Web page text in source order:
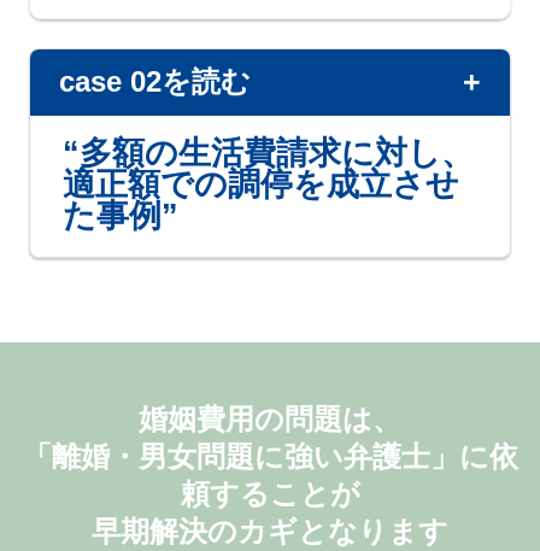
Aさんのご意向を丁寧にお聞きしたうえで、ま
ずは生活費の確保を最優先と判断。速やかに
婚姻費用分担調停と離婚調停を同時に申し立
の売却を持ち出すなど、さまざまな対応をと
た結果、慰謝料を含む解決金の支払い・年金
分割を実現し、離婚が成立しました。
別居後に生活費を支払ってもらえないケース
は少なくありません。そのような場合、速や
かに婚姻費用分担調停を申し立てることが、
case 02を読む
“多額の生活費請求に対し、
適正額での調停を成立させ
た事例”
数調整のみで調停成立／大幅
な減額に成功
年齢／性別
50代 男性
受任から解決まで
約6か月
婚姻費用の問題は、
「離婚・男女問題に強い弁護士」に依
頼することが
早期解決のカギとなります